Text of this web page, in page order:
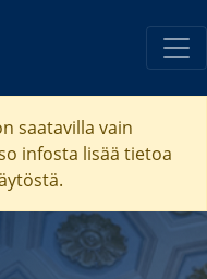
saatavilla vain
infosta lisää tietoa